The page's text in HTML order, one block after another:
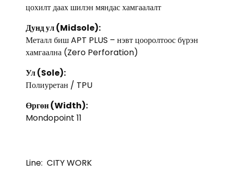
цохилт даах шилэн мяндас хамгаалалт
Дунд ул (Midsole):
Металл биш APT PLUS – нэвт цооролтоос бүрэн
хамгаална (Zero Perforation)
Ул (Sole):
Полиуретан / TPU
Өргөн (Width):
Mondopoint 11
Line: CITY WORK